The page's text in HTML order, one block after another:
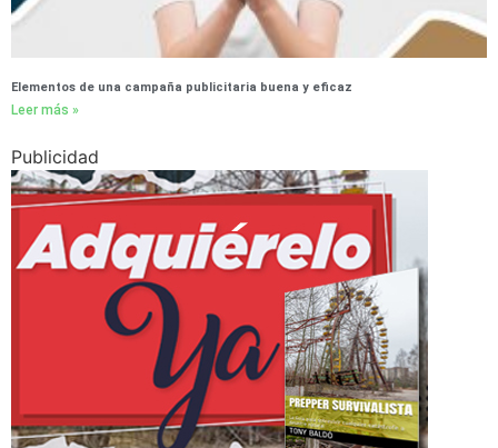
Elementos de una campaña publicitaria buena y eficaz
Leer más »
Publicidad